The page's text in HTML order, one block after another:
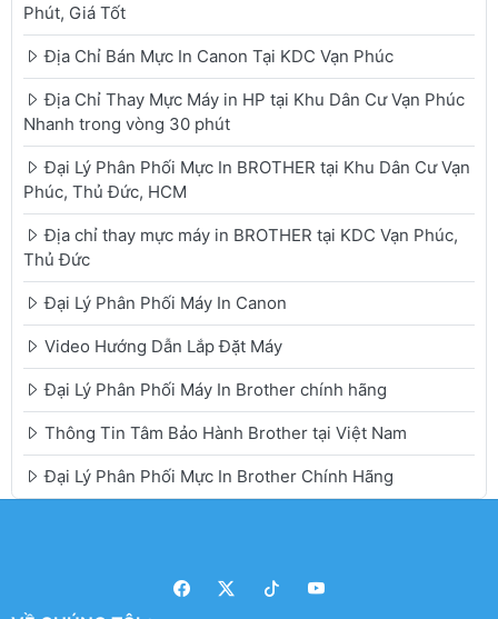
Phút, Giá Tốt
Địa Chỉ Bán Mực In Canon Tại KDC Vạn Phúc
Địa Chỉ Thay Mực Máy in HP tại Khu Dân Cư Vạn Phúc
Nhanh trong vòng 30 phút
Đại Lý Phân Phối Mực In BROTHER tại Khu Dân Cư Vạn
Phúc, Thủ Đức, HCM
Địa chỉ thay mực máy in BROTHER tại KDC Vạn Phúc,
Thủ Đức
Đại Lý Phân Phối Máy In Canon
Video Hướng Dẫn Lắp Đặt Máy
Đại Lý Phân Phối Máy In Brother chính hãng
Thông Tin Tâm Bảo Hành Brother tại Việt Nam
Đại Lý Phân Phối Mực In Brother Chính Hãng